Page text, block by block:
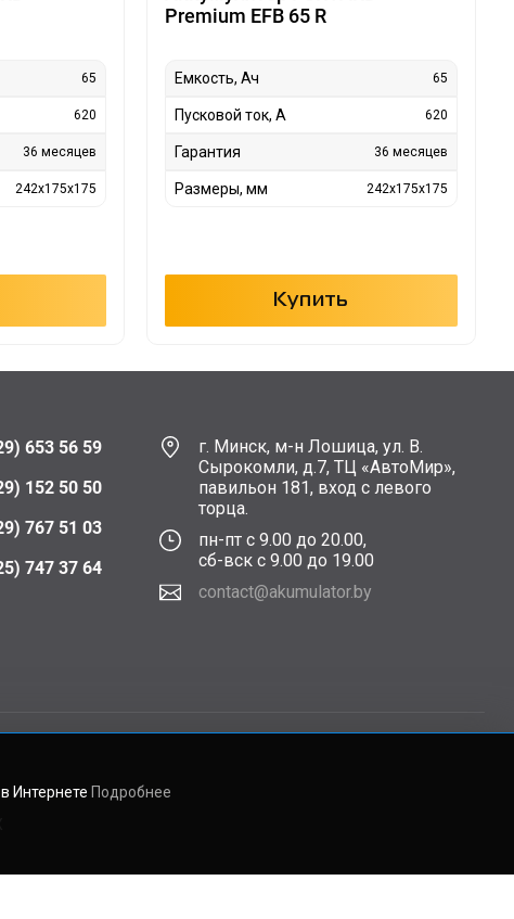
65
620
36 месяцев
242x175x175
Premium EFB 65 R
Емкость, Ач 65
Пусковой ток, А 620
Гарантия 36 месяцев
Размеры, мм 242x175x175
Купить
653 56 59
152 50 50
767 51 03
747 37 64
г. Минск, м-н Лошица, ул. В.
Сырокомли, д.7, ТЦ «АвтоМир»,
павильон 181, вход с левого
торца.
пн-пт с 9.00 до 20.00,
сб-вск с 9.00 до 19.00
contact@akumulator.by
Интернете Подробнее